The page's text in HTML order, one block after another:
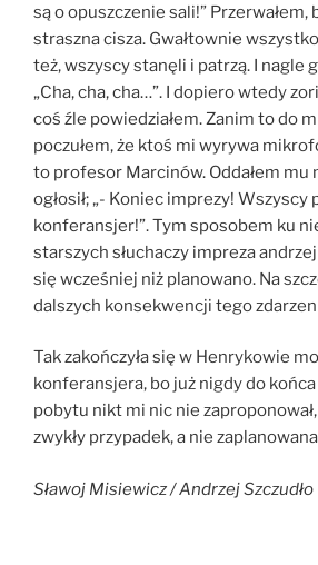
są o opuszczenie sali!” Przerwałem,
straszna cisza. Gwałtownie
też, wszyscy stanęli i patrzą. I nagle
„Cha, cha, cha…”. I dopiero wtedy
coś źle powiedziałem. Zanim to do
poczułem, że ktoś mi wyrywa
to profesor Marcinów. Oddałem mu
ogłosił; „- Koniec imprezy! Wszyscy
konferansjer!”. Tym sposobem ku
starszych słuchaczy impreza
się wcześniej niż planowano. Na
dalszych konsekwencji tego
Tak zakończyła się w Henrykowie
konferansjera, bo już nigdy do
pobytu nikt mi nic nie
zwykły przypadek, a nie
Sławoj Misiewicz / Andrzej Szczudło